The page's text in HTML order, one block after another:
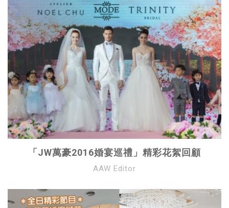
「JW萬豪2016婚宴巡禮」精彩花絮回顧
AAW Editor